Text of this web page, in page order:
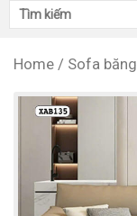
Home / Sofa băng